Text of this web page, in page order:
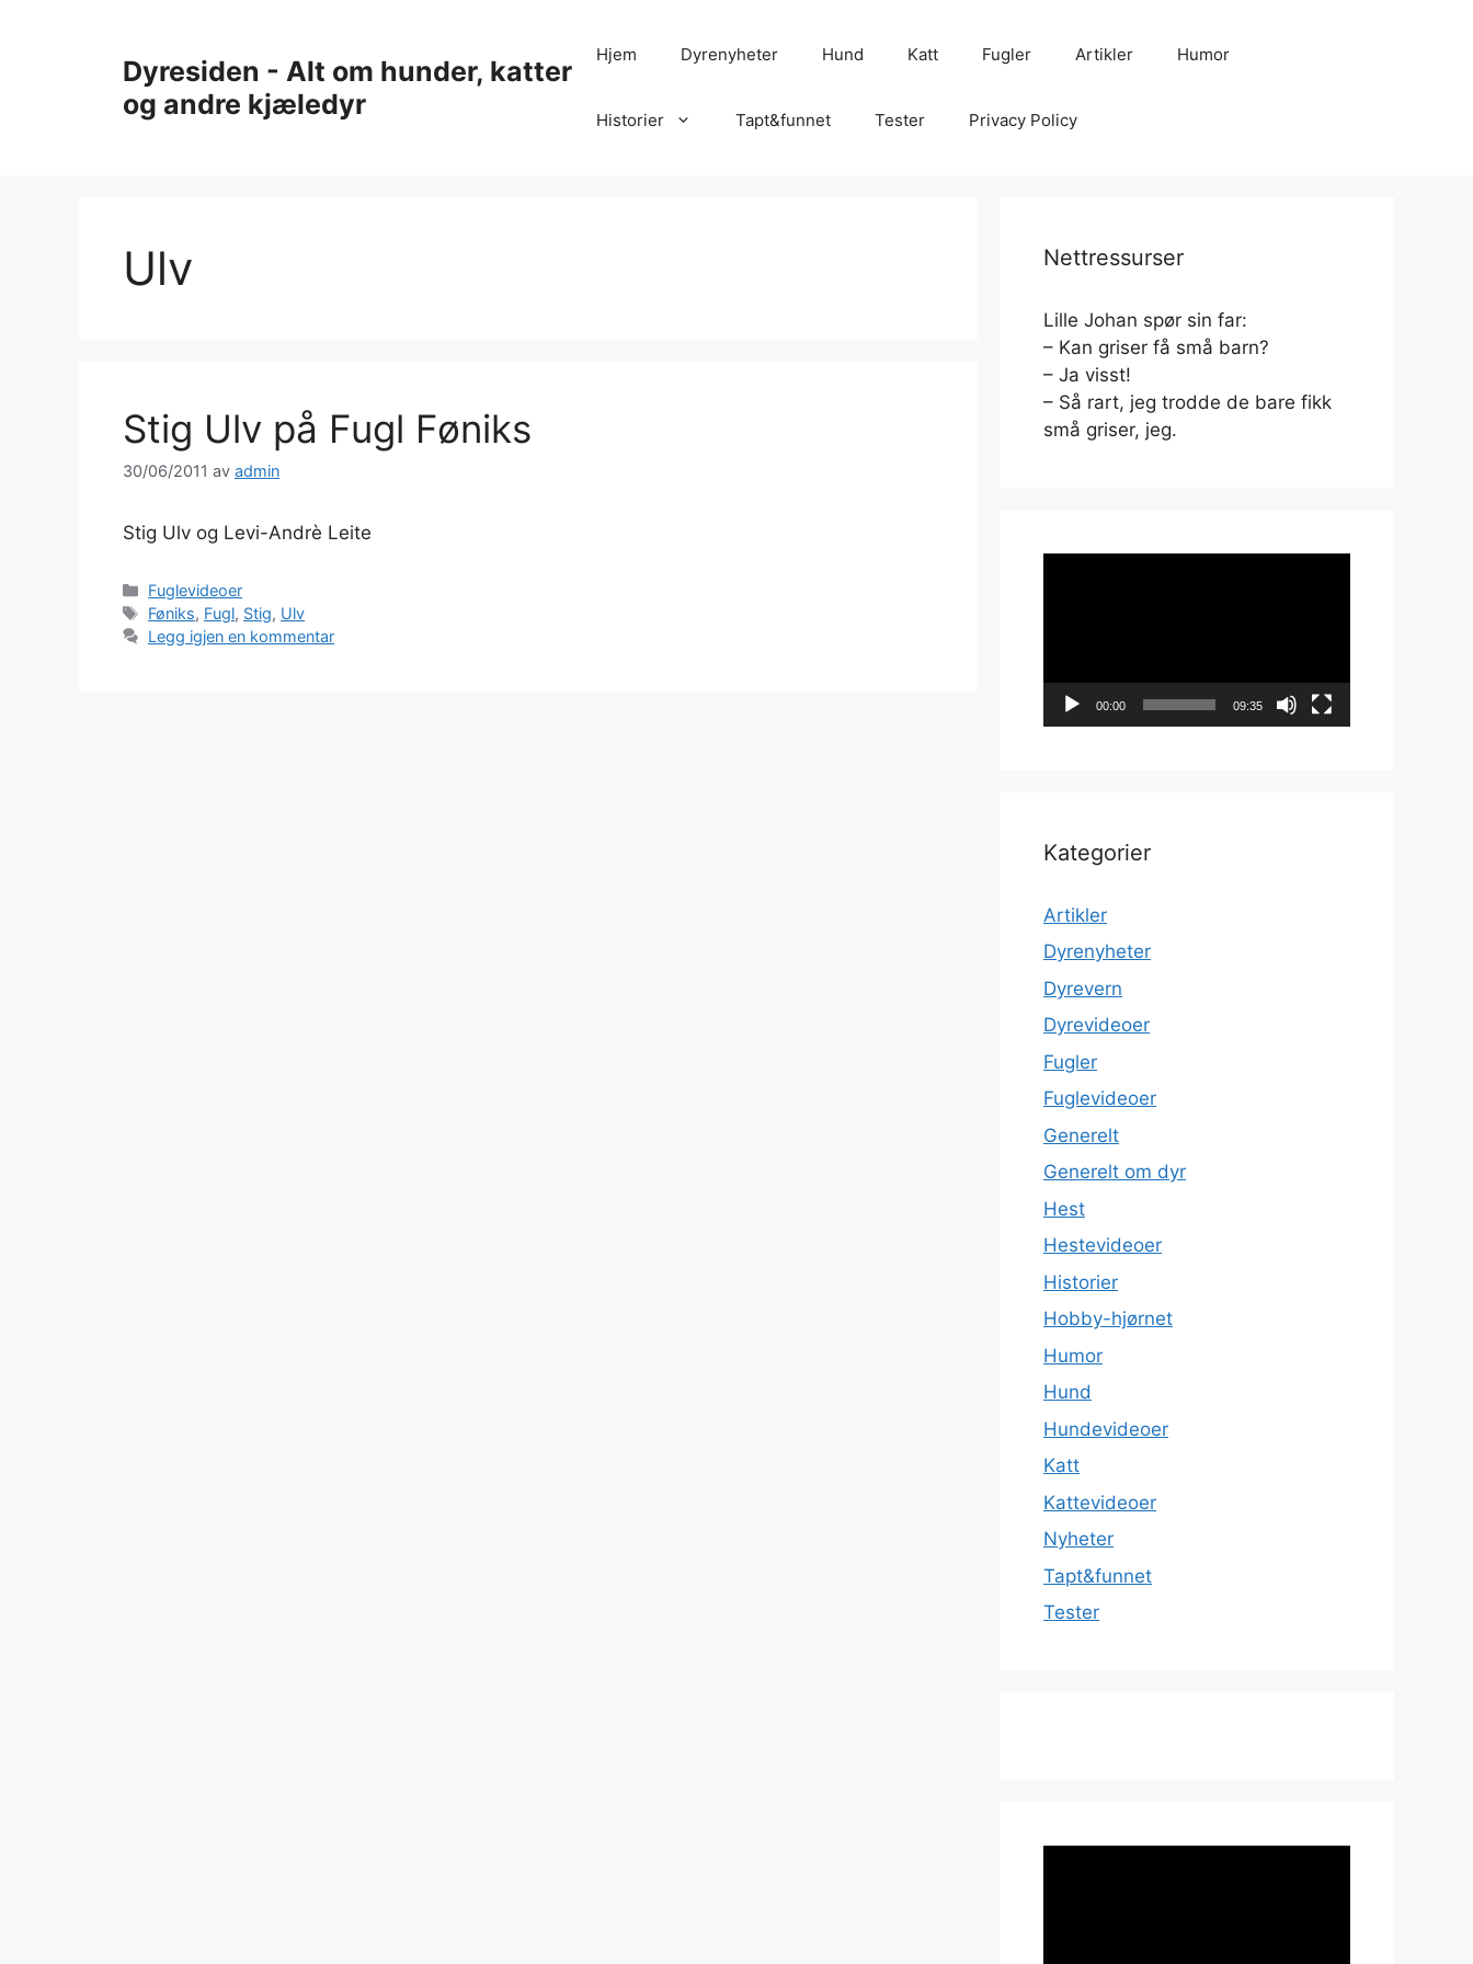
Dyresiden - Alt om hunder, katter
og andre kjæledyr
Hjem Dyrenyheter Hund Katt Fugler Artikler Humor
Historier Tapt&funnet Tester Privacy Policy
Ulv
Stig Ulv på Fugl Føniks
30/06/2011 av admin
Stig Ulv og Levi-Andrè Leite
Kategorier
Fuglevideoer
Stikkord
Føniks, Fugl, Stig, Ulv
Legg igjen en kommentar
Nettressurser
Lille Johan spør sin far:
– Kan griser få små barn?
– Ja visst!
– Så rart, jeg trodde de bare fikk
små griser, jeg.
00:00 09:35
Kategorier
Artikler
Dyrenyheter
Dyrevern
Dyrevideoer
Fugler
Fuglevideoer
Generelt
Generelt om dyr
Hest
Hestevideoer
Historier
Hobby-hjørnet
Humor
Hund
Hundevideoer
Katt
Kattevideoer
Nyheter
Tapt&funnet
Tester